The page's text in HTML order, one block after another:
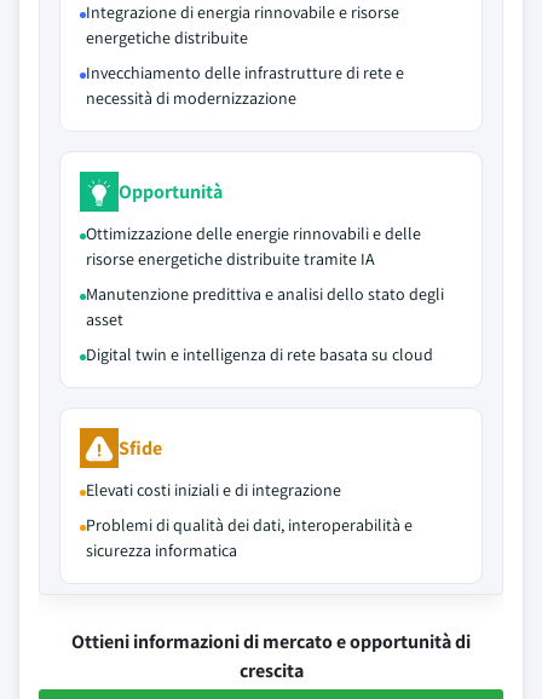
Integrazione di energia rinnovabile e risorse
energetiche distribuite
Invecchiamento delle infrastrutture di rete e
necessità di modernizzazione
Opportunità
Ottimizzazione delle energie rinnovabili e delle
risorse energetiche distribuite tramite IA
Manutenzione predittiva e analisi dello stato degli
asset
Digital twin e intelligenza di rete basata su cloud
Sfide
Elevati costi iniziali e di integrazione
Problemi di qualità dei dati, interoperabilità e
sicurezza informatica
Ottieni informazioni di mercato e opportunità di
crescita